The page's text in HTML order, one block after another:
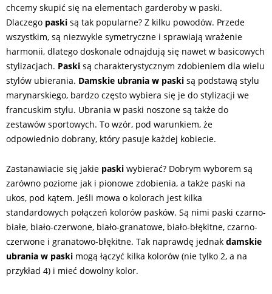
chcemy skupić się na elementach garderoby w paski.
Dlaczego paski są tak popularne? Z kilku powodów. Przede
wszystkim, są niezwykle symetryczne i sprawiają wrażenie
harmonii, dlatego doskonale odnajdują się nawet w basicowych
stylizacjach. Paski są charakterystycznym zdobieniem dla wielu
stylów ubierania. Damskie ubrania w paski są podstawą stylu
marynarskiego, bardzo często wybiera się je do stylizacji we
francuskim stylu. Ubrania w paski noszone są także do
zestawów sportowych. To wzór, pod warunkiem, że
odpowiednio dobrany, który pasuje każdej kobiecie.
Zastanawiacie się jakie paski wybierać? Dobrym wyborem są
zarówno poziome jak i pionowe zdobienia, a także paski na
ukos, pod kątem. Jeśli mowa o kolorach jest kilka
standardowych połączeń kolorów pasków. Są nimi paski czarno-
białe, biało-czerwone, biało-granatowe, biało-błękitne, czarno-
czerwone i granatowo-błękitne. Tak naprawdę jednak damskie
ubrania w paski mogą łączyć kilka kolorów (nie tylko 2, a na
przykład 4) i mieć dowolny kolor.